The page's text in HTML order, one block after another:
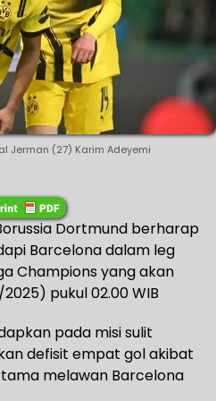
Jerman (27) Karim Adeyemi
Dortmund berharap
Barcelona dalam leg
Champions yang akan
pukul 02.00 WIB
pada misi sulit
defisit empat gol akibat
melawan Barcelona